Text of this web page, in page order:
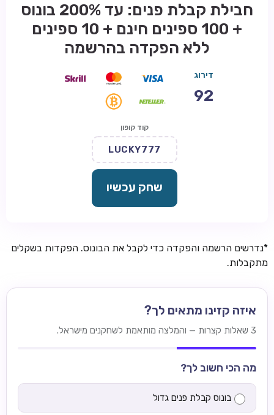
חבילת קבלת פנים: עד 200% בונוס
+ 100 ספינים חינם + 10 ספינים
ללא הפקדה בהרשמה
דירוג
92
קוד קופון
LUCKY777
שחק עכשיו
*נדרשים הרשמה והפקדה כדי לקבל את הבונוס. הפקדות בשקלים
מתקבלות.
איזה קזינו מתאים לך?
3 שאלות קצרות — והמלצה מותאמת לשחקנים מישראל.
מה הכי חשוב לך?
בונוס קבלת פנים גדול